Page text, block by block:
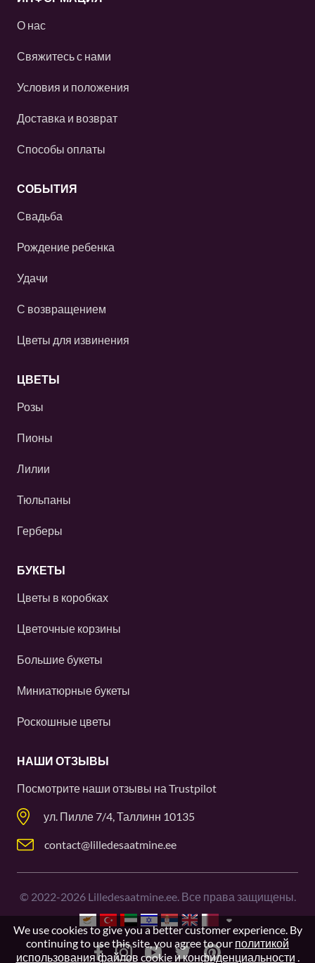
О нас
Свяжитесь с нами
Условия и положения
Доставка и возврат
Способы оплаты
СОБЫТИЯ
Свадьба
Рождение ребенка
Удачи
С возвращением
Цветы для извинения
ЦВЕТЫ
Розы
Пионы
Лилии
Тюльпаны
Герберы
БУКЕТЫ
Цветы в коробках
Цветочные корзины
Большие букеты
Миниатюрные букеты
Роскошные цветы
НАШИ ОТЗЫВЫ
Посмотрите наши отзывы на Trustpilot
ул. Пилле 7/4, Таллинн 10135
contact@lilledesaatmine.ee
© 2022-2026Lilledesaatmine.ee. Все права защищены.
We use cookies to give you a better customer experience. By
continuing to use this site, you agree to our политикой
использования файлов cookie и конфиденциальности .